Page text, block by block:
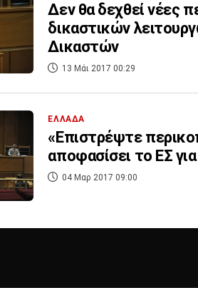
Δεν θα δεχθεί νέες
δικαστικών
Δικαστών
13 Μάι 2017 00:29
ΕΛΛΑΔΑ
«Επιστρέψτε
αποφασίσει το ΕΣ
04 Μαρ 2017 09:00